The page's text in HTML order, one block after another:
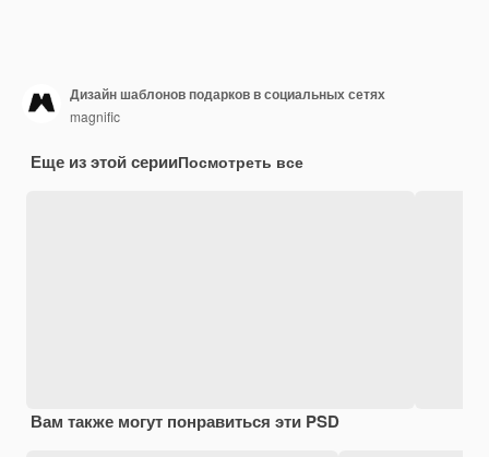
Дизайн шаблонов подарков в социальных сетях
magnific
Еще из этой серииПосмотреть все
Вам также могут понравиться эти PSD